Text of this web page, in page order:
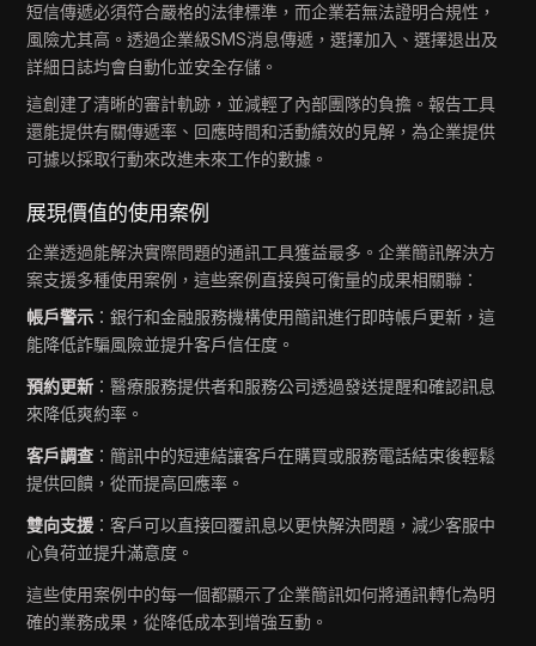
短信傳遞必須符合嚴格的法律標準，而企業若無法證明合規性，
風險尤其高。透過企業級SMS消息傳遞，選擇加入、選擇退出及
詳細日誌均會自動化並安全存儲。
這創建了清晰的審計軌跡，並減輕了內部團隊的負擔。報告工具
還能提供有關傳遞率、回應時間和活動績效的見解，為企業提供
可據以採取行動來改進未來工作的數據。
展現價值的使用案例
企業透過能解決實際問題的通訊工具獲益最多。企業簡訊解決方
案支援多種使用案例，這些案例直接與可衡量的成果相關聯：
帳戶警示 ：銀行和金融服務機構使用簡訊進行即時帳戶更新，這
能降低詐騙風險並提升客戶信任度。
預約更新 ：醫療服務提供者和服務公司透過發送提醒和確認訊息
來降低爽約率。
客戶調查 ：簡訊中的短連結讓客戶在購買或服務電話結束後輕鬆
提供回饋，從而提高回應率。
雙向支援 ：客戶可以直接回覆訊息以更快解決問題，減少客服中
心負荷並提升滿意度。
這些使用案例中的每一個都顯示了企業簡訊如何將通訊轉化為明
確的業務成果，從降低成本到增強互動。